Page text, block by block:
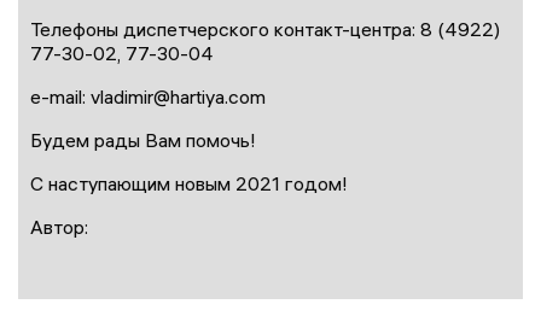
Телефоны диспетчерского контакт-центра: 8 (4922)
77-30-02, 77-30-04
e-mail: vladimir@hartiya.com
Будем рады Вам помочь!
С наступающим новым 2021 годом!
Автор: